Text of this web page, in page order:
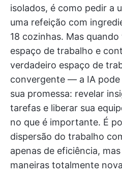
isolados, é como pedir a
uma refeição com
18 cozinhas. Mas
espaço de trabalho e
verdadeiro espaço de
convergente — a IA
sua promessa: revelar
tarefas e liberar sua
no que é importante. É
dispersão do trabalho
apenas de eficiência,
maneiras totalmente